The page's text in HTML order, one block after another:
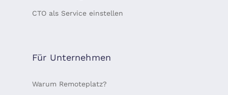
CTO als Service einstellen
Für Unternehmen
Warum Remoteplatz?